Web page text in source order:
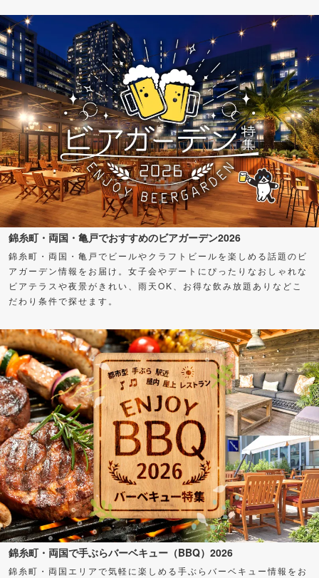
錦糸町・両国・亀戸でおすすめのビアガーデン2026
錦糸町・両国・亀戸でビールやクラフトビールを楽しめる話題のビ
アガーデン情報をお届け。女子会やデートにぴったりなおしゃれな
ビアテラスや夜景がきれい、雨天OK、お得な飲み放題ありなどこ
だわり条件で探せます。
錦糸町・両国で手ぶらバーベキュー（BBQ）2026
錦糸町・両国エリアで気軽に楽しめる手ぶらバーベキュー情報をお